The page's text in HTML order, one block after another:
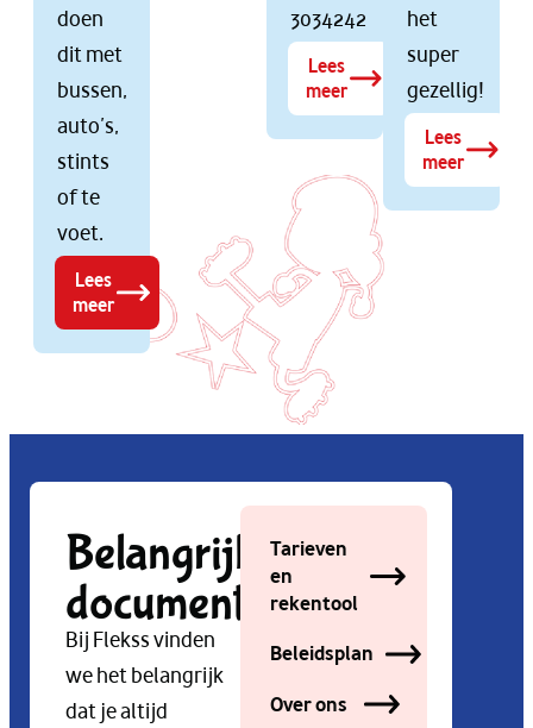
doen
dit met
bussen,
auto’s,
stints
of te
voet.
Lees
meer
3034242
Lees
meer
het
super
gezellig!
Lees
meer
Belangrijke
documenten
Bij Flekss vinden
we het belangrijk
dat je altijd
Tarieven
en
rekentool
Beleidsplan
Over ons